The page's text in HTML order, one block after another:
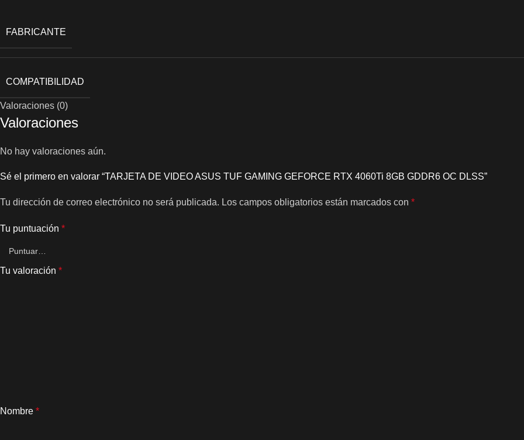
FABRICANTE
COMPATIBILIDAD
Valoraciones (0)
Valoraciones
No hay valoraciones aún.
Sé el primero en valorar “TARJETA DE VIDEO ASUS TUF GAMING GEFORCE RTX 4060Ti 8GB GDDR6 OC DLSS”
Tu dirección de correo electrónico no será publicada. Los campos obligatorios están marcados con *
Tu puntuación *
Tu valoración *
Nombre *